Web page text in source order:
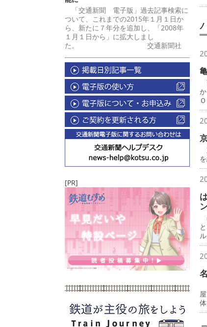
「交通新聞 電子版」過去記事検索に
ついて、これまでの2015年１月１日か
ら、新たに７年分を追加し、「2008年
１月１日から」に拡大しまし
た。 交通新聞社
[PR]